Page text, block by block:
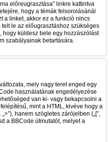
előreugrasztása” linkre kattintva
hogy a témák felsorolásánál
a linket, akkor ez a funkció nincs
le az előugrasztáshoz szükséges
hogy küldesz bele egy hozzászólást
szabályainak betartására.
mely nagy teret enged egy
használatának engedélyezése
van ki- vagy bekapcsolni a
mint a HTML, kivéve hogy a
hanem szögletes zárójelben („[”,
a BBCode útmutatót, melyet a